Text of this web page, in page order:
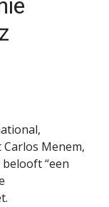
Menem,
“een